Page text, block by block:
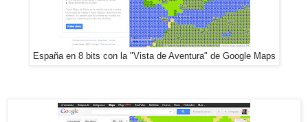
España en 8 bits con la "Vista de Aventura" de Google Maps